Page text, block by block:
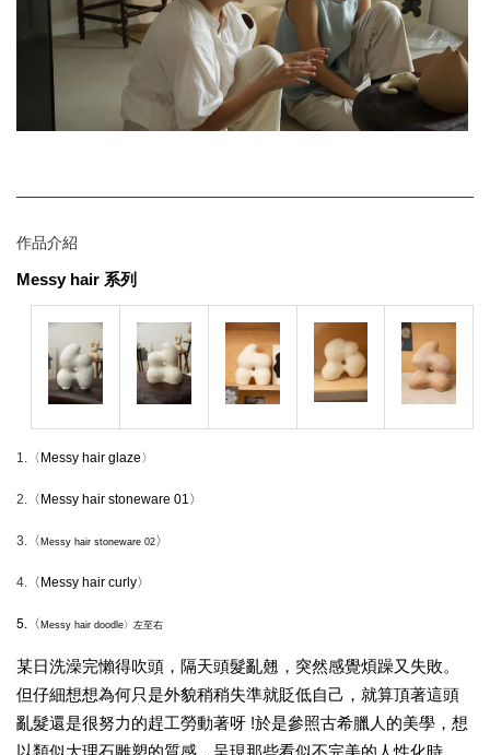
作品介紹
Messy hair 系列
1.〈Messy hair glaze〉
2. 〈Messy hair stoneware 01 〉
3. 〈 Messy hair stoneware 02〉
4. 〈Messy hair curly〉
5.〈 Messy hair doodle〉 左至右
某日洗澡完懶得吹頭，隔天頭髮亂翹，突然感覺煩躁又失敗。
但仔細想想為何只是外貌稍稍失準就貶低自己，就算頂著這頭
亂髮還是很努力的趕工勞動著呀 !於是參照古希臘人的美學，想
以類似大理石雕塑的質感，呈現那些看似不完美的人性化時